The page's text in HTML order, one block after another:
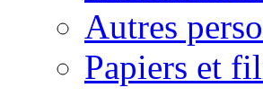
Autres
Papiers et